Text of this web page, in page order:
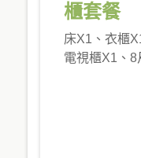
櫃套餐
床X1、衣櫃
電視櫃X1、8